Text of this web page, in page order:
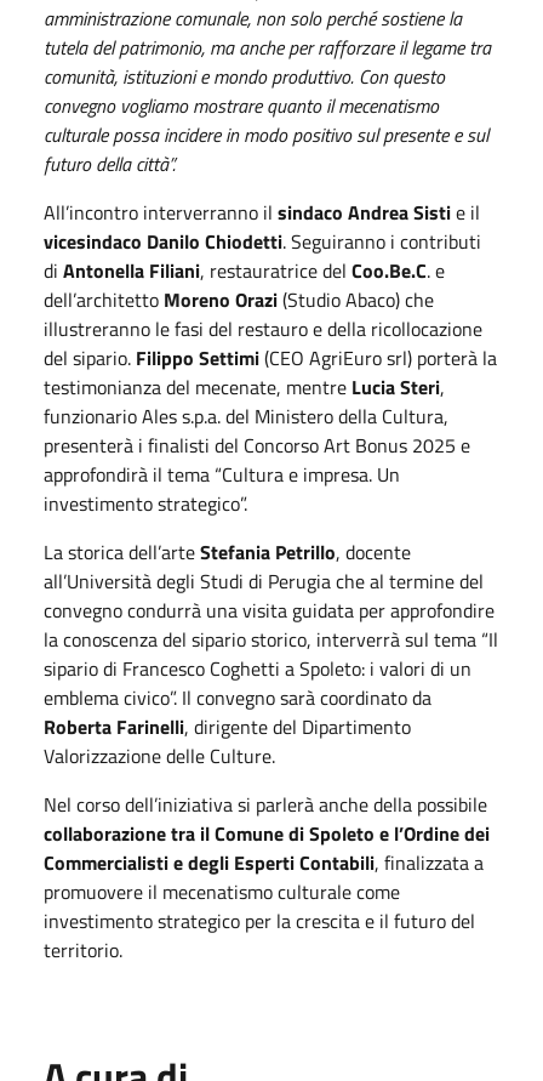
amministrazione comunale, non solo perché sostiene la
tutela del patrimonio, ma anche per rafforzare il legame tra
comunità, istituzioni e mondo produttivo. Con questo
convegno vogliamo mostrare quanto il mecenatismo
culturale possa incidere in modo positivo sul presente e sul
futuro della città”.
All’incontro interverranno il sindaco Andrea Sistie il
vicesindaco Danilo Chiodetti. Seguiranno i contributi
di Antonella Filiani, restauratrice del Coo.Be.C. e
dell’architetto Moreno Orazi(Studio Abaco) che
illustreranno le fasi del restauro e della ricollocazione
del sipario. Filippo Settimi(CEO AgriEuro srl) porterà la
testimonianza del mecenate, mentre Lucia Steri,
funzionario Ales s.p.a. del Ministero della Cultura,
presenterà i finalisti del Concorso Art Bonus 2025 e
approfondirà il tema “Cultura e impresa. Un
investimento strategico”.
La storica dell’arteStefania Petrillo, docente
all’Università degli Studi di Perugia che al termine del
convegno condurrà una visita guidata per approfondire
la conoscenza del sipario storico, interverrà sul tema “Il
sipario di Francesco Coghetti a Spoleto: i valori di un
emblema civico”. Il convegno sarà coordinato da
Roberta Farinelli, dirigente del Dipartimento
Valorizzazione delle Culture.
Nel corso dell’iniziativa si parlerà anche della possibile
collaborazione tra il Comune di Spoleto e l’Ordine dei
Commercialisti e degli Esperti Contabili, finalizzata a
promuovere il mecenatismo culturale come
investimento strategico per la crescita e il futuro del
territorio.